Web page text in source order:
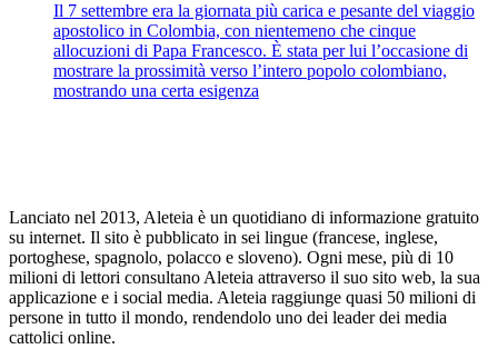
Il 7 settembre era la giornata più carica e pesante del viaggio
apostolico in Colombia, con nientemeno che cinque
allocuzioni di Papa Francesco. È stata per lui l’occasione di
mostrare la prossimità verso l’intero popolo colombiano,
mostrando una certa esigenza
Lanciato nel 2013, Aleteia è un quotidiano di informazione gratuito
su internet. Il sito è pubblicato in sei lingue (francese, inglese,
portoghese, spagnolo, polacco e sloveno). Ogni mese, più di 10
milioni di lettori consultano Aleteia attraverso il suo sito web, la sua
applicazione e i social media. Aleteia raggiunge quasi 50 milioni di
persone in tutto il mondo, rendendolo uno dei leader dei media
cattolici online.